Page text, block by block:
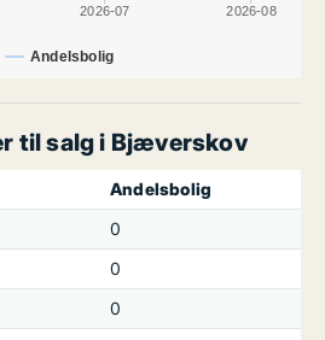
Andelsbolig
2026-07 2026-08
til salg i Bjæverskov
Andelsbolig
0
0
0